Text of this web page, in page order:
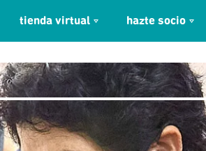
tienda virtual hazte socio